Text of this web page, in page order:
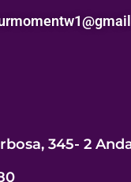
345- 2